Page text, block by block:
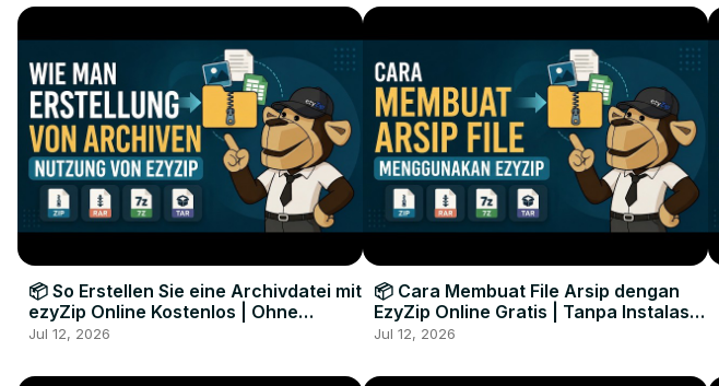
📦 So Erstellen Sie eine Archivdatei mit
ezyZip Online Kostenlos | Ohne
Softwareinstallation
Jul 12, 2026
📦 Cara Membuat File Arsip dengan
EzyZip Online Gratis | Tanpa Instalasi
Perangkat Lunak
Jul 12, 2026